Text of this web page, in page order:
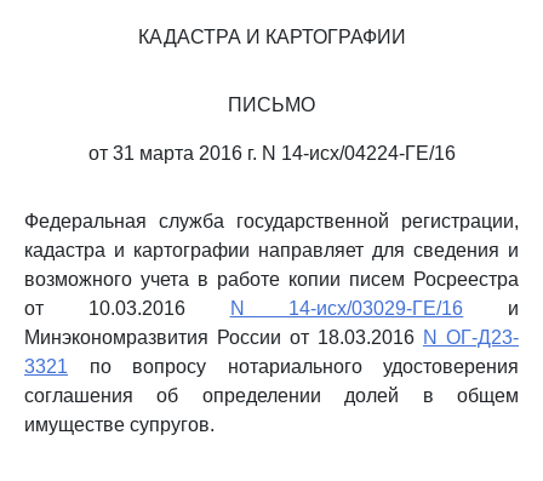
КАДАСТРА И КАРТОГРАФИИ
ПИСЬМО
от 31 марта 2016 г. N 14-исх/04224-ГЕ/16
Федеральная служба государственной регистрации,
кадастра и картографии направляет для сведения и
возможного учета в работе копии писем Росреестра
от 10.03.2016
N 14-исх/03029-ГЕ/16 и
Минэкономразвития России от 18.03.2016 N ОГ-Д23-
3321 по вопросу нотариального удостоверения
соглашения об определении долей в общем
имуществе супругов.